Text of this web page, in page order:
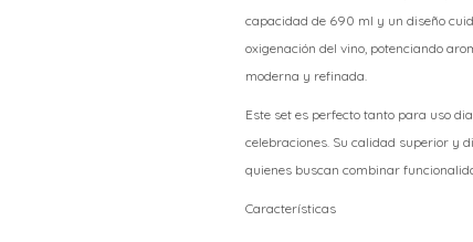
capacidad de 690 ml y un diseño
oxigenación del vino, potenciando
moderna y refinada.
Este set es perfecto tanto para uso
celebraciones. Su calidad superior y
quienes buscan combinar
Características